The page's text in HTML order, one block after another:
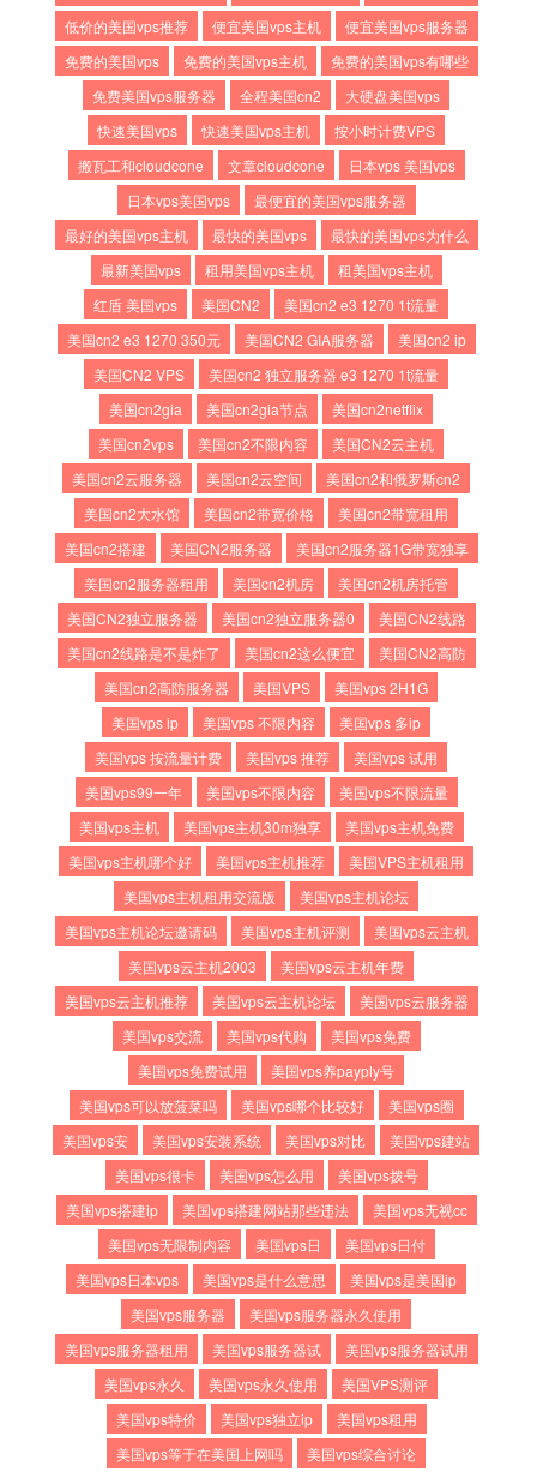
低价的美国vps推荐
便宜美国vps主机
便宜美国vps服务器
免费的美国vps
免费的美国vps主机
免费的美国vps有哪些
免费美国vps服务器
全程美国cn2
大硬盘美国vps
快速美国vps
快速美国vps主机
按小时计费VPS
搬瓦工和cloudcone
文章cloudcone
日本vps 美国vps
日本vps美国vps
最便宜的美国vps服务器
最好的美国vps主机
最快的美国vps
最快的美国vps为什么
最新美国vps
租用美国vps主机
租美国vps主机
红盾 美国vps
美国CN2
美国cn2 e3 1270 1t流量
美国cn2 e3 1270 350元
美国CN2 GIA服务器
美国cn2 ip
美国CN2 VPS
美国cn2 独立服务器 e3 1270 1t流量
美国cn2gia
美国cn2gia节点
美国cn2netflix
美国cn2vps
美国cn2不限内容
美国CN2云主机
美国cn2云服务器
美国cn2云空间
美国cn2和俄罗斯cn2
美国cn2大水馆
美国cn2带宽价格
美国cn2带宽租用
美国cn2搭建
美国CN2服务器
美国cn2服务器1G带宽独享
美国cn2服务器租用
美国cn2机房
美国cn2机房托管
美国CN2独立服务器
美国cn2独立服务器0
美国CN2线路
美国cn2线路是不是炸了
美国cn2这么便宜
美国CN2高防
美国cn2高防服务器
美国VPS
美国vps 2H1G
美国vps ip
美国vps 不限内容
美国vps 多ip
美国vps 按流量计费
美国vps 推荐
美国vps 试用
美国vps99一年
美国vps不限内容
美国vps不限流量
美国vps主机
美国vps主机30m独享
美国vps主机免费
美国vps主机哪个好
美国vps主机推荐
美国VPS主机租用
美国vps主机租用交流版
美国vps主机论坛
美国vps主机论坛邀请码
美国vps主机评测
美国vps云主机
美国vps云主机2003
美国vps云主机年费
美国vps云主机推荐
美国vps云主机论坛
美国vps云服务器
美国vps交流
美国vps代购
美国vps免费
美国vps免费试用
美国vps养payply号
美国vps可以放菠菜吗
美国vps哪个比较好
美国vps圈
美国vps安
美国vps安装系统 美国vps对比
美国vps建站
美国vps很卡
美国vps怎么用
美国vps拨号
美国vps搭建ip
美国vps搭建网站那些违法
美国vps无视cc
美国vps无限制内容
美国vps日
美国vps日付
美国vps日本vps
美国vps是什么意思
美国vps是美国ip
美国vps服务器
美国vps服务器永久使用
美国vps服务器租用
美国vps服务器试
美国vps服务器试用
美国vps永久
美国vps永久使用
美国VPS测评
美国vps特价
美国vps独立ip
美国vps租用
美国vps等于在美国上网吗
美国vps综合讨论